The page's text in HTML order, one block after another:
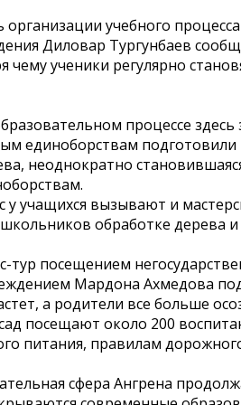
организации учебного
Диловар Тургунбаев
чему ученики регулярно
процессе
единоборствам подготовили
неоднократно
учащихся вызывают и
обработке дерева
тур посещением
Мардона Ахмедова
а родители все больше
посещают около 200
питания, правилам
сфера Ангрена